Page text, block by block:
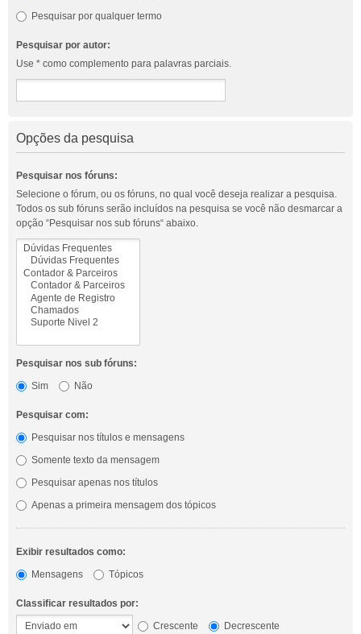
Pesquisar por qualquer termo
Pesquisar por autor:
Use * como complemento para palavras parciais.
Opções da pesquisa
Pesquisar nos fóruns:
Selecione o fórum, ou os fóruns, no qual você deseja realizar a pesquisa.
Todos os sub fóruns serão incluídos na pesquisa se você não desmarcar a
opção “Pesquisar nos sub fóruns“ abaixo.
Pesquisar nos sub fóruns:
Sim
Não
Pesquisar com:
Pesquisar nos títulos e mensagens
Somente texto da mensagem
Pesquisar apenas nos títulos
Apenas a primeira mensagem dos tópicos
Exibir resultados como:
Mensagens
Tópicos
Classificar resultados por:
Crescente
Decrescente